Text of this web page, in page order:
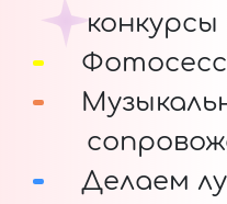
конкурсы
Делаем